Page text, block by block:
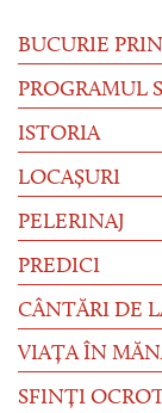
BUCURIE
PROGRAMUL
ISTORIA
LOCAȘURI
PELERINAJ
PREDICI
CÂNTĂRI DE
VIAȚA ÎN
SFINȚI